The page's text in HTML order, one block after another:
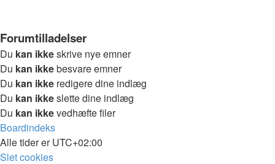
Forumtilladelser
Du kan ikkeskrive nye emner
Du kan ikkebesvare emner
Du kan ikke redigere dine indlæg
Du kan ikkeslette dine indlæg
Du kan ikkevedhæfte filer
Boardindeks
Alle tider erUTC+02:00
Slet cookies